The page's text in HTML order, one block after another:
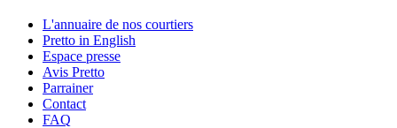
L'annuaire de nos courtiers
Pretto in English
Espace presse
Avis Pretto
Parrainer
Contact
FAQ